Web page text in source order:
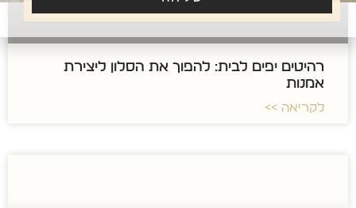
רהיטים יפים לבית: להפוך את הסלון ליצירת
אמנות
לקריאה >>